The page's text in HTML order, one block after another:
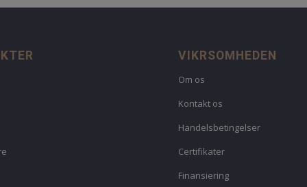
VIKRSOMHEDEN
Om os
Kontakt os
Handelsbetingelser
Certifikater
Finansiering